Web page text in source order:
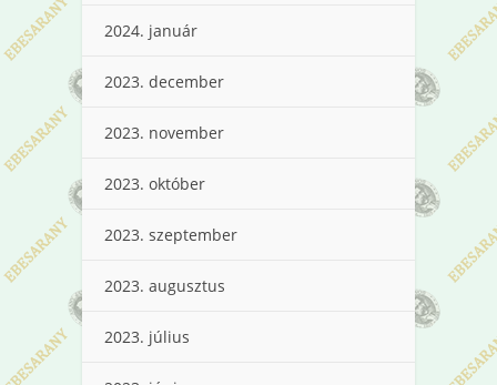
2024. január
2023. december
2023. november
2023. október
2023. szeptember
2023. augusztus
2023. július